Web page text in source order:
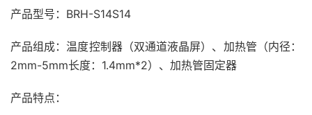
产品型号：BRH-S14S14
产品组成：温度控制器（双通道液晶屏）、加热管（内径：
2mm-5mm长度：1.4mm*2）、加热管固定器
产品特点：